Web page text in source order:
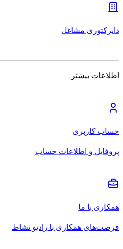
دایرکتوری مشاغل
اطلاعات بیشتر
حساب کاربری
پروفایل و اطلاعات حساب
همکاری با ما
فرصت‌های همکاری با رادیو نشاط